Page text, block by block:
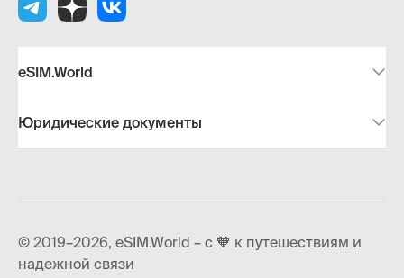
eSIM.World
Юридические документы
© 2019–2026, eSIM.World – с 🧡 к путешествиям и
надежной связи